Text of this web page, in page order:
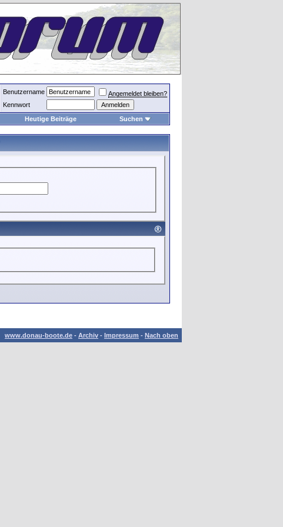
Benutzername
Angemeldet bleiben?
Kennwort
Heutige Beiträge Suchen
www.donau-boote.de - Archiv - Impressum - Nach oben